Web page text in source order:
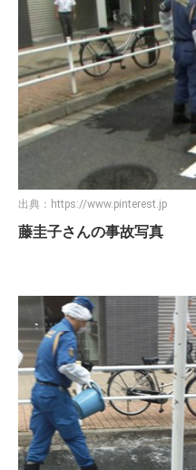
出典： https://www.pinterest.jp
藤圭子さんの事故写真